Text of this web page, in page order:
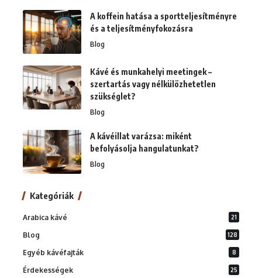
A koffein hatása a sportteljesítményre
és a teljesítményfokozásra
Blog
Kávé és munkahelyi meetingek –
szertartás vagy nélkülözhetetlen
szükséglet?
Blog
A kávéillat varázsa: miként
befolyásolja hangulatunkat?
Blog
Kategóriák
Arabica kávé 21
Blog 128
Egyéb kávéfajták 8
Érdekességek 25